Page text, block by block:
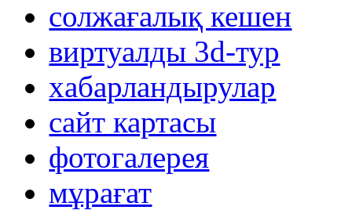
солжағалық кешен
виртуалды 3d-тур
xабарландырулар
сайт картасы
фотогалерея
мұрағат